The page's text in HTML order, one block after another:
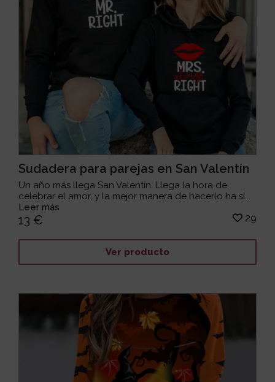
Sudadera para parejas en San Valentín
Un año más llega San Valentín. Llega la hora de
celebrar el amor, y la mejor manera de hacerlo ha si...
Leer más
13 € 29
Ver producto